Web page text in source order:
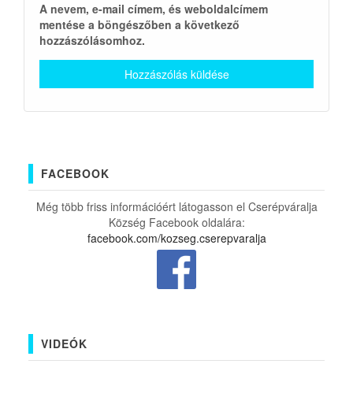
A nevem, e-mail címem, és weboldalcímem
mentése a böngészőben a következő
hozzászólásomhoz.
FACEBOOK
Még több friss információért látogasson el Cserépváralja
Község Facebook oldalára:
facebook.com/kozseg.cserepvaralja
VIDEÓK